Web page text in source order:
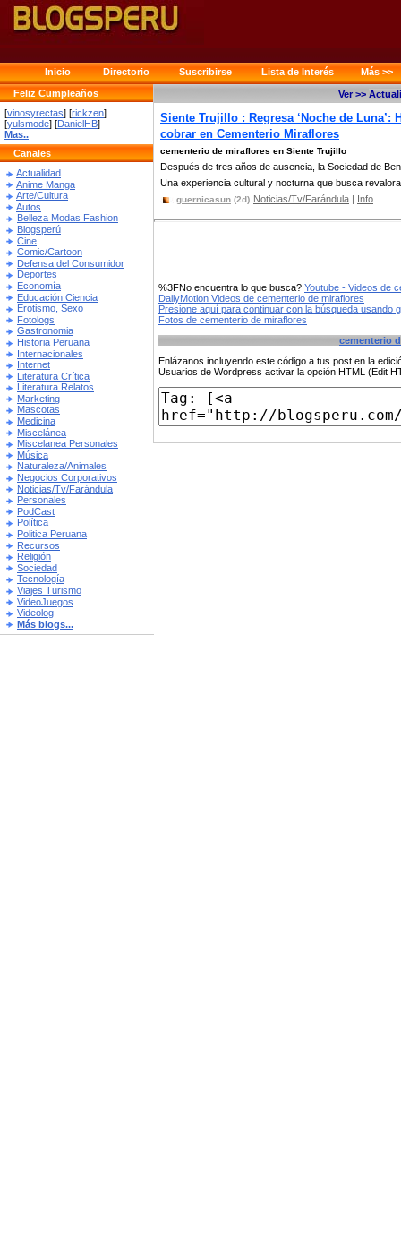
Inicio Directorio Suscribirse Lista de Interés
Más >>
Feliz Cumpleaños
[vinosyrectas] [rickzen]
[yulsmode] [DanielHB]
Mas..
Canales
Actualidad
Anime Manga
Arte/Cultura
Autos
Belleza Modas Fashion
Blogsperú
Cine
Comic/Cartoon
Defensa del Consumidor
Deportes
Economía
Educación Ciencia
Erotismo, Sexo
Fotologs
Gastronomia
Historia Peruana
Internacionales
Internet
Literatura Crítica
Literatura Relatos
Marketing
Mascotas
Medicina
Miscelánea
Miscelanea Personales
Música
Naturaleza/Animales
Negocios Corporativos
Noticias/Tv/Farándula
Personales
PodCast
Política
Politica Peruana
Recursos
Religión
Sociedad
Tecnología
Viajes Turismo
VideoJuegos
Videolog
Más blogs...
Ver >>
Siente Trujillo : Regresa ‘Noche de
cobrar en Cementerio Miraflores
cementerio de miraflores en Siente Trujillo
Después de tres años de ausencia, la Sociedad de
Una experiencia cultural y nocturna que busca
guernicasun (2d) Noticias/Tv/Farándula | Info
%3FNo encuentra lo que busca? Youtube - Videos de
DailyMotion Videos de cementerio de miraflores
Presione aquí para continuar con la búsqueda usando
Fotos de cementerio de miraflores
cementerio
Enlázanos incluyendo este código a tus post en la
Usuarios de Wordpress activar la opción HTML (Edit